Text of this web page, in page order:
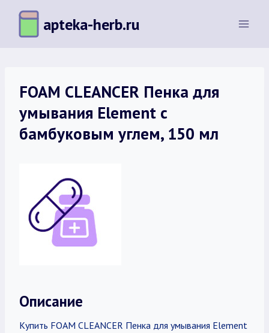
Перейти
содержимому
apteka-herb.ru
FOAM CLEANCER Пенка для
умывания Element с
бамбуковым углем, 150 мл
Описание
Купить FOAM CLEANCER Пенка для умывания Element